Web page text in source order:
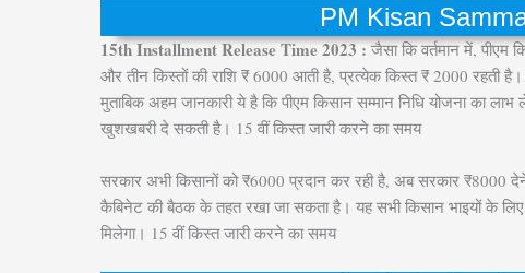
PM Kisan
15th Installment Release Time 2023 :जैसा कि वर्तमान में, पीएम
और तीन किस्तों की राशि ₹ 6000 आती है, प्रत्येक किस्त ₹ 2000
मुताबिक अहम जानकारी ये है कि पीएम किसान सम्मान निधि योजना का
खुशखबरी दे सकती है। 15 वीं किस्त जारी करने का समय
सरकार अभी किसानों को ₹6000 प्रदान कर रही है, अब सरकार ₹8000
कैबिनेट की बैठक के तहत रखा जा सकता है। यह सभी किसान भाइयों के लिए
मिलेगा। 15 वीं किस्त जारी करने का समय